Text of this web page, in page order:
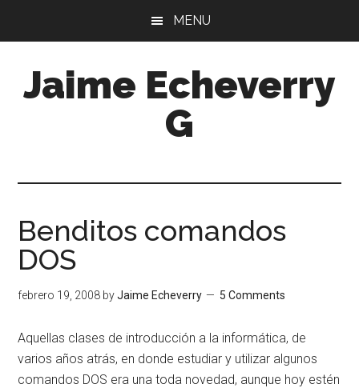
content
sidebar
MENU
Jaime Echeverry
G
Benditos comandos
DOS
febrero 19, 2008 byJaime Echeverry 5 Comments
Aquellas clases de introducción a la informática, de
varios años atrás, en donde estudiar y utilizar algunos
comandos DOS era una toda novedad, aunque hoy estén